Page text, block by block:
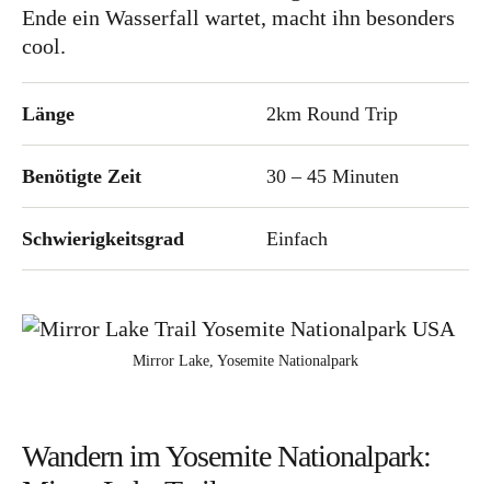
Ozeanien
Food
Kolumne
InstagramFlipboardPinterest
MOIN, MOIN!
Ende ein Wasserfall wartet, macht ihn besonders
cool.
Länge 2km Round Trip
Benötigte Zeit 30 – 45 Minuten
Schwierigkeitsgrad Einfach
Mirror Lake, Yosemite Nationalpark
Wandern im Yosemite Nationalpark: